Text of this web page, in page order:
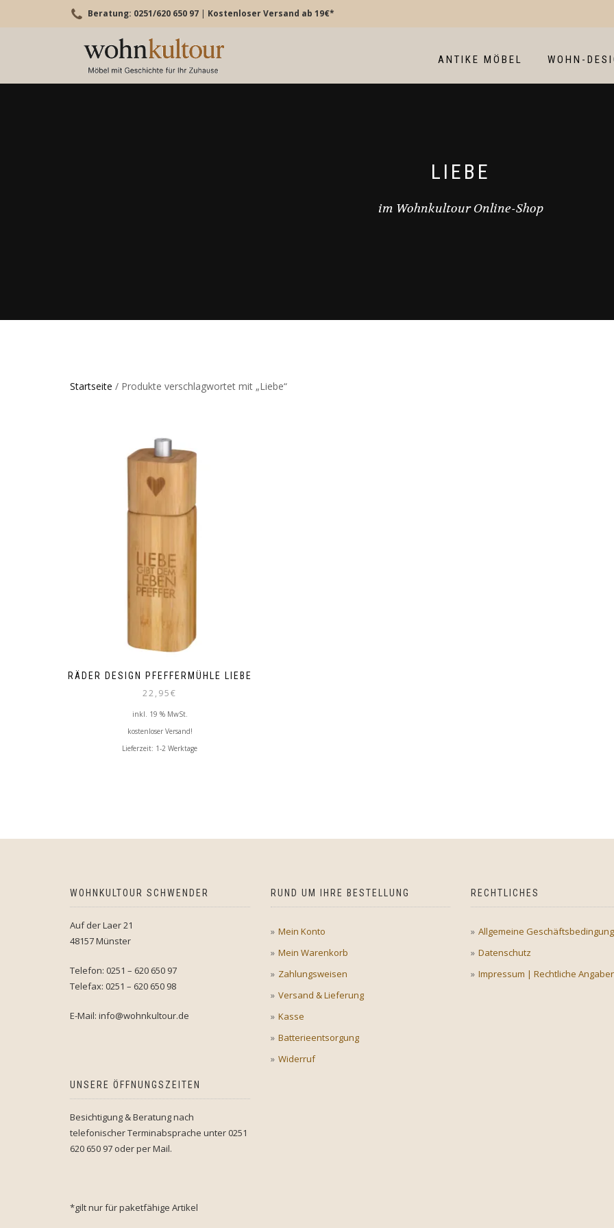
Beratung: 0251/620 650 97 | Kostenloser Versand ab 19€*
ANTIKE MÖBEL WOHN-
LIEBE
im Wohnkultour Online-Shop
Startseite / Produkte verschlagwortet mit „Liebe“
RÄDER DESIGN PFEFFERMÜHLE LIEBE
22,95€
inkl. 19 % MwSt.
kostenloser Versand!
Lieferzeit: 1-2 Werktage
WOHNKULTOUR SCHWENDER
Auf der Laer 21
48157 Münster
Telefon: 0251 – 620 650 97
Telefax: 0251 – 620 650 98
E-Mail: info@wohnkultour.de
UNSERE ÖFFNUNGSZEITEN
Besichtigung & Beratung nach
telefonischer Terminabsprache unter 0251
620 650 97 oder per Mail.
*gilt nur für paketfähige Artikel
RUND UM IHRE BESTELLUNG
Mein Konto
Mein Warenkorb
Zahlungsweisen
Versand & Lieferung
Kasse
Batterieentsorgung
Widerruf
RECHTLICHES
Allgemeine
Datenschutz
Impressum | Rechtliche